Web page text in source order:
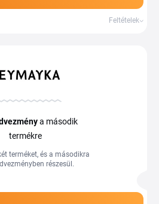
Feltételek
a második
termékre
terméket, és a másodikra
részesül.